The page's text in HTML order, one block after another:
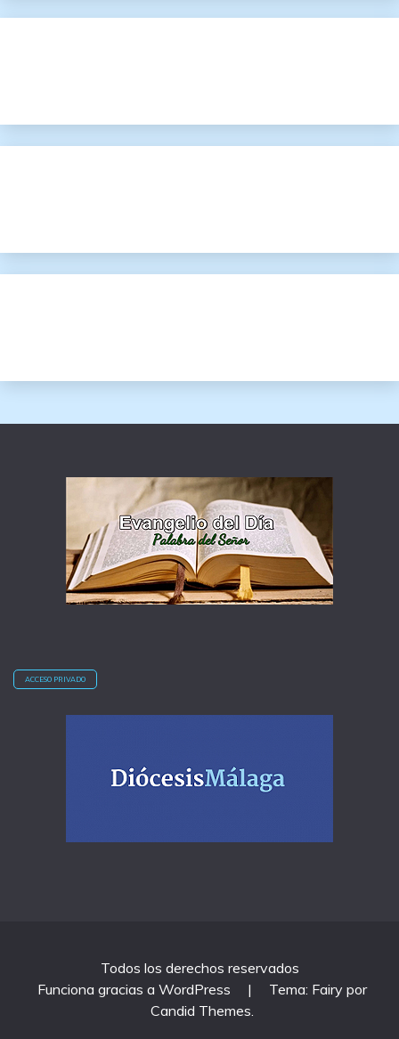
ACCESO PRIVADO
Todos los derechos reservados
Funciona gracias a WordPress
|
Tema: Fairy por
Candid Themes